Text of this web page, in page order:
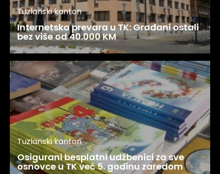
Tuzlanski kanton
Internetska prevara u TK: Građani ostali
bez više od 40.000 KM
Tuzlanski kanton
Osigurani besplatni udžbenici za sve
osnovce u TK već 5. godinu zaredom